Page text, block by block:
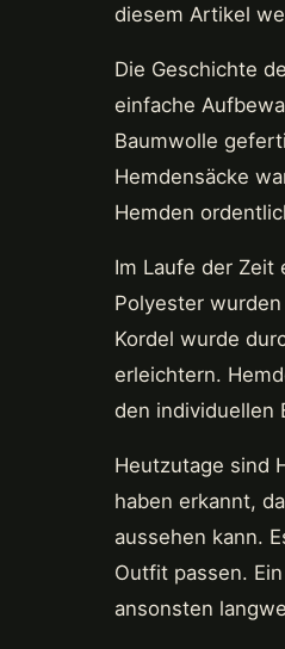
diesem Artikel
Die Geschichte
einfache
Baumwolle
Hemdensäcke
Hemden
Im Laufe der
Polyester
Kordel wurde
erleichtern.
den individuellen
Heutzutage sind
haben erkannt,
aussehen kann.
Outfit passen.
ansonsten